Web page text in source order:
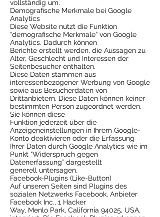
vollständig um.
Demografische Merkmale bei Google
Analytics
Diese Website nutzt die Funktion
“demografische Merkmale” von Google
Analytics. Dadurch können
Berichte erstellt werden, die Aussagen zu
Alter, Geschlecht und Interessen der
Seitenbesucher enthalten.
Diese Daten stammen aus
interessenbezogener Werbung von Google
sowie aus Besucherdaten von
Drittanbietern. Diese Daten können keiner
bestimmten Person zugeordnet werden.
Sie können diese
Funktion jederzeit über die
Anzeigeneinstellungen in Ihrem Google-
Konto deaktivieren oder die Erfassung
Ihrer Daten durch Google Analytics wie im
Punkt “Widerspruch gegen
Datenerfassung” dargestellt
generell untersagen.
Facebook-Plugins (Like-Button)
Auf unseren Seiten sind Plugins des
sozialen Netzwerks Facebook, Anbieter
Facebook Inc., 1 Hacker
Way, Menlo Park, California 94025, USA,